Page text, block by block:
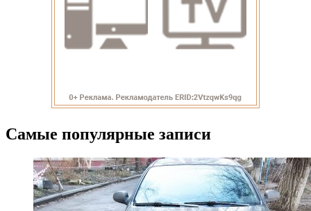
Самые популярные записи